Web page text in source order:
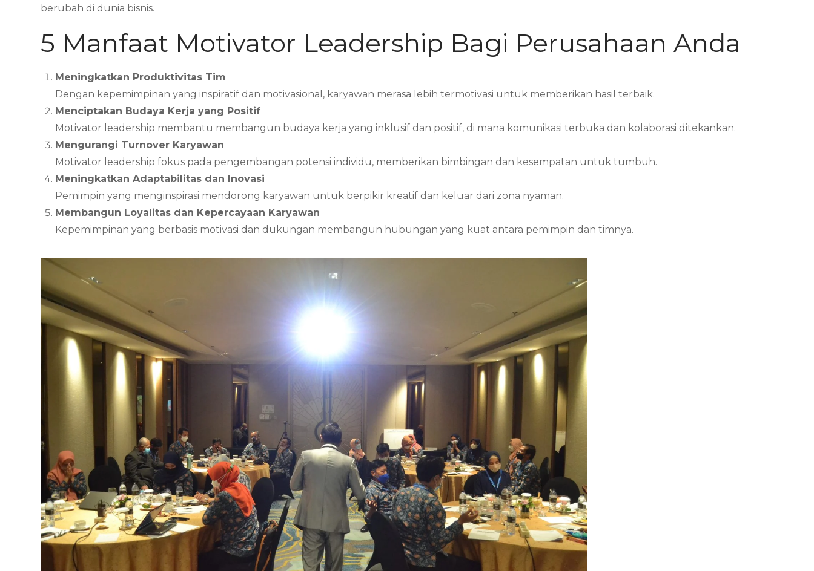
berubah di dunia bisnis.
5 Manfaat Motivator Leadership Bagi Perusahaan Anda
Meningkatkan Produktivitas Tim
Dengan kepemimpinan yang inspiratif dan motivasional, karyawan merasa lebih termotivasi untuk memberikan hasil terbaik.
Menciptakan Budaya Kerja yang Positif
Motivator leadership membantu membangun budaya kerja yang inklusif dan positif, di mana komunikasi terbuka dan kolaborasi ditekankan.
Mengurangi Turnover Karyawan
Motivator leadership fokus pada pengembangan potensi individu, memberikan bimbingan dan kesempatan untuk tumbuh.
Meningkatkan Adaptabilitas dan Inovasi
Pemimpin yang menginspirasi mendorong karyawan untuk berpikir kreatif dan keluar dari zona nyaman.
Membangun Loyalitas dan Kepercayaan Karyawan
Kepemimpinan yang berbasis motivasi dan dukungan membangun hubungan yang kuat antara pemimpin dan timnya.